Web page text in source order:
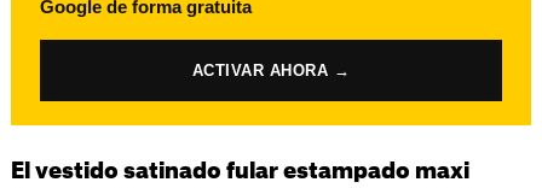
Google de forma gratuita
ACTIVAR AHORA →
El vestido satinado fular estampado maxi